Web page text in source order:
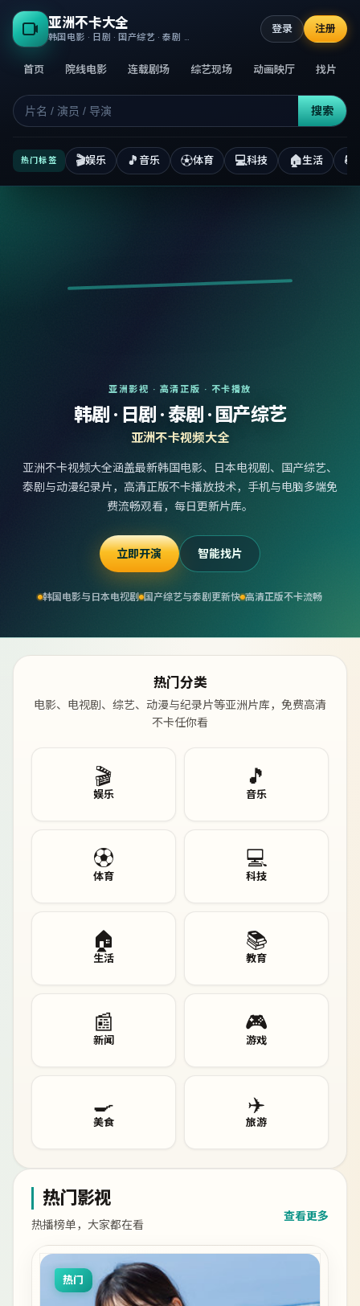
亚洲不卡大全
首页 院线电影 连载剧场 综艺现场 动画映厅 找片
搜索
登录 注册
热门标签 🎬娱乐 🎵 音乐 ⚽体育 💻科技 🏠生活 📚
亚洲影视 · 高清正版 · 不卡播放
韩剧 · 日剧 · 泰剧 · 国产综艺
亚洲不卡视频大全
亚洲不卡视频大全涵盖最新韩国电影、日本电视剧、国产综艺、
泰剧与动漫纪录片，高清正版不卡播放技术，手机与电脑多端免
费流畅观看，每日更新片库。
立即开演 智能找片
韩国电影与日本电视剧 国产综艺与泰剧更新快 高清正版不卡流畅
热门分类
电影、电视剧、综艺、动漫与纪录片等亚洲片库，免费高清
不卡任你看
🎬
娱乐
🎵
音乐
⚽
体育
💻
科技
🏠
生活
📚
教育
📰
新闻
🎮
游戏
🍳
美食
✈️
旅游
热门影视
热播榜单，大家都在看
查看更多
热门